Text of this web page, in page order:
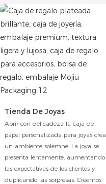
Tienda De Joyas
Abrir con delicadeza la caja de
papel personalizada para joyas crea
un ambiente solemne. La joya se
presenta lentamente, aumentando
las expectativas de los clientes y
duplicando las sorpresas. Creemos